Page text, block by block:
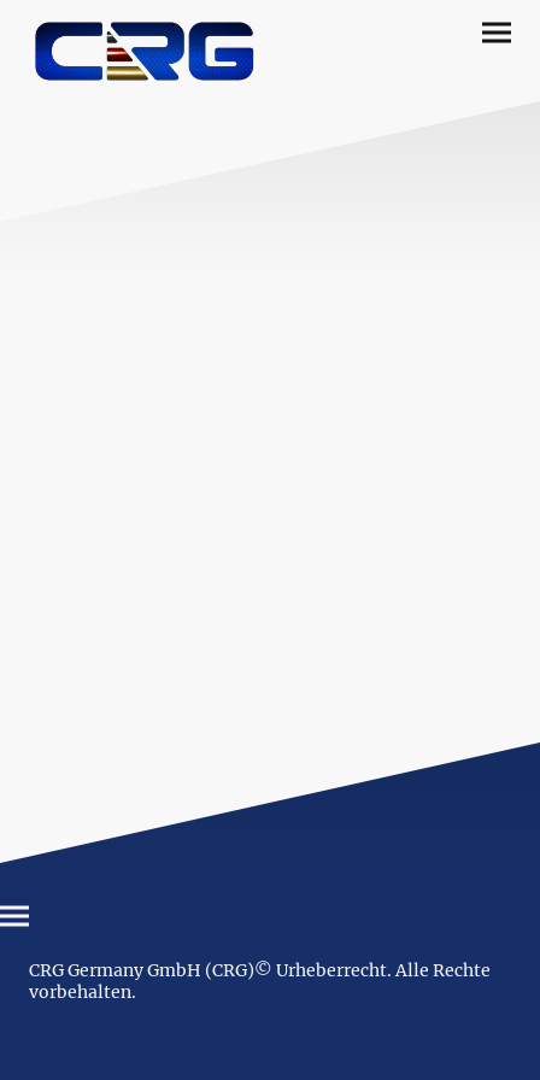
CRG Germany GmbH (CRG)© Urheberrecht. Alle Rechte
vorbehalten.